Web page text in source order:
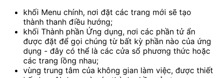
khối Menu chính, nơi đặt các trang mới sẽ tạo
thành thanh điều hướng;
khối Thành phần Ứng dụng, nơi các phần tử ẩn
được đặt để gọi chúng từ bất kỳ phần nào của ứng
dụng - đây có thể là các cửa sổ phương thức hoặc
các trang lồng nhau;
vùng trung tâm của không gian làm việc, được thiết